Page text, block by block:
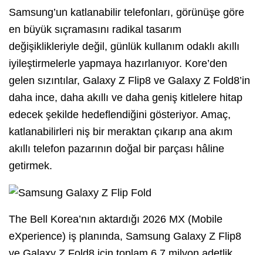
Samsung’un katlanabilir telefonları, görünüşe göre
en büyük sıçramasını radikal tasarım
değişiklikleriyle değil, günlük kullanım odaklı akıllı
iyileştirmelerle yapmaya hazırlanıyor. Kore’den
gelen sızıntılar, Galaxy Z Flip8 ve Galaxy Z Fold8’in
daha ince, daha akıllı ve daha geniş kitlelere hitap
edecek şekilde hedeflendiğini gösteriyor. Amaç,
katlanabilirleri niş bir meraktan çıkarıp ana akım
akıllı telefon pazarının doğal bir parçası hâline
getirmek.
The Bell Korea’nın aktardığı 2026 MX (Mobile
eXperience) iş planında, Samsung Galaxy Z Flip8